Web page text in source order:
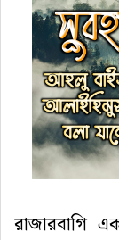
রাজারবাগি